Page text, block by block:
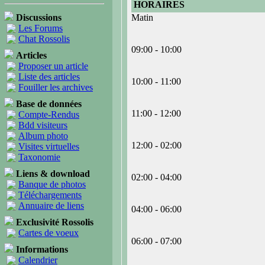
Discussions
Les Forums
Chat Rossolis
Articles
Proposer un article
Liste des articles
Fouiller les archives
Base de données
Compte-Rendus
Bdd visiteurs
Album photo
Visites virtuelles
Taxonomie
Liens & download
Banque de photos
Téléchargements
Annuaire de liens
Exclusivité Rossolis
Cartes de voeux
Informations
Calendrier
HORAIRES
Matin
09:00 - 10:00
10:00 - 11:00
11:00 - 12:00
12:00 - 02:00
02:00 - 04:00
04:00 - 06:00
06:00 - 07:00